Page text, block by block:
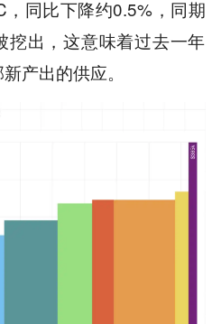
同比下降约0.5%，同期
挖出，这意味着过去一年
产出的供应。